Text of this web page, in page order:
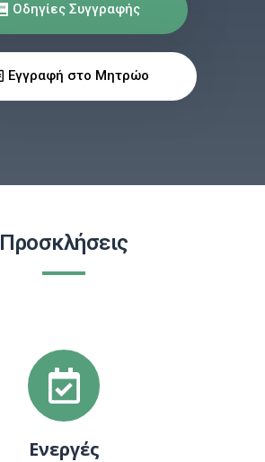
Οδηγίες Συγγραφής
Εγγραφή στο Μητρώο
Προσκλήσεις
Ενεργές